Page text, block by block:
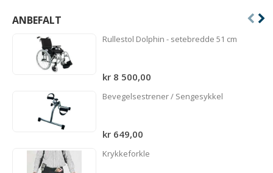
ANBEFALT
Rullestol Dolphin - setebredde 51 cm
kr 8 500,00
Bevegelsestrener / Sengesykkel
kr 649,00
Krykkeforkle